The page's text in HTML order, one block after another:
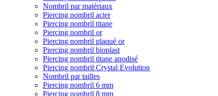
Nombril par matériaux
Piercing nombril acier
Piercing nombril titane
Piercing nombril or
Piercing nombril plaqué or
Piercing nombril bioplast
Piercing nombril titane anodisé
Piercing nombril Crystal Evolution
Nombril par tailles
Piercing nombril 6 mm
Piercing nombril 8 mm